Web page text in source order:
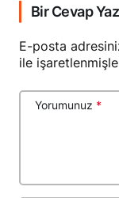
Bir Cevap Yaz
E-posta
ile
Yorumunuz *